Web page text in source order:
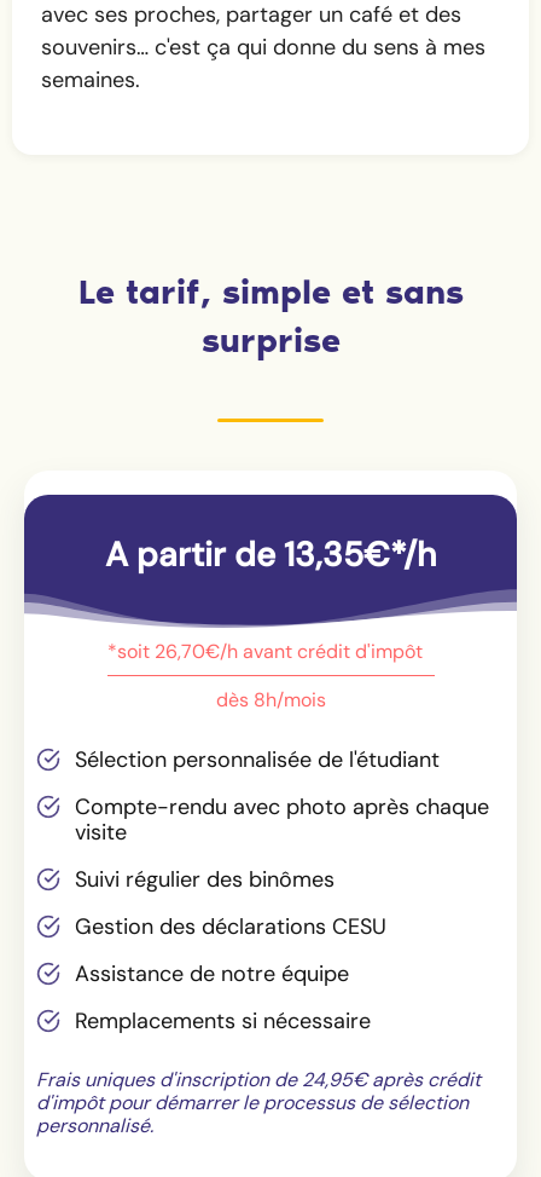
avec ses proches, partager un café et des
souvenirs… c'est ça qui donne du sens à mes
semaines.
Le tarif, simple et sans
surprise
A partir de 13,35€*/h
*soit 26,70€/h avant crédit d'impôt
dès 8h/mois
Sélection personnalisée de l'étudiant
Compte-rendu avec photo après chaque
visite
Suivi régulier des binômes
Gestion des déclarations CESU
Assistance de notre équipe
Remplacements si nécessaire
Frais uniques d'inscription de 24,95€ après crédit
d'impôt pour démarrer le processus de sélection
personnalisé.